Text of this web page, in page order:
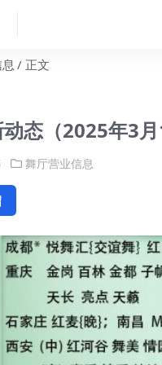
正文
态（2025年3
舞厅营业信息